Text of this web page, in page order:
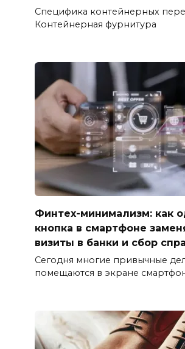
Специфика контейнерных
Контейнерная фурнитура
Финтех-минимализм: как
кнопка в смартфоне
визиты в банки и сбор
Сегодня многие привычные
помещаются в экране